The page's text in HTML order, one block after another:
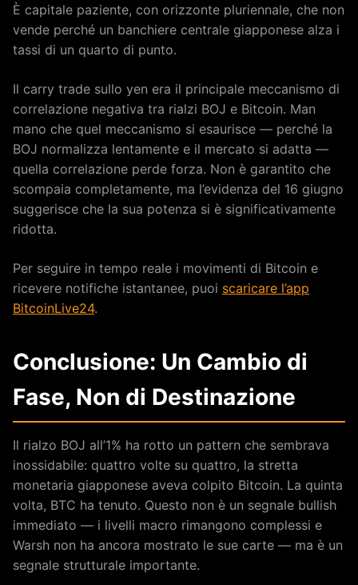
È capitale paziente, con orizzonte pluriennale, che non
vende perché un banchiere centrale giapponese alza i
tassi di un quarto di punto.
Il carry trade sullo yen era il principale meccanismo di
correlazione negativa tra rialzi BOJ e Bitcoin. Man
mano che quel meccanismo si esaurisce — perché la
BOJ normalizza lentamente e il mercato si adatta —
quella correlazione perde forza. Non è garantito che
scompaia completamente, ma l’evidenza del 16 giugno
suggerisce che la sua potenza si è significativamente
ridotta.
Per seguire in tempo reale i movimenti di Bitcoin e
ricevere notifiche istantanee, puoi scaricare l’app
BitcoinLive24.
Conclusione: Un Cambio di
Fase, Non di Destinazione
Il rialzo BOJ all’1% ha rotto un pattern che sembrava
inossidabile: quattro volte su quattro, la stretta
monetaria giapponese aveva colpito Bitcoin. La quinta
volta, BTC ha tenuto. Questo non è un segnale bullish
immediato — i livelli macro rimangono complessi e
Warsh non ha ancora mostrato le sue carte — ma è un
segnale strutturale importante.